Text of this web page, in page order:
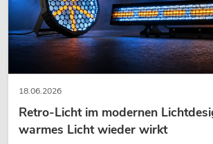
18.06.2026
Retro-Licht im modernen
warmes Licht wieder wirkt